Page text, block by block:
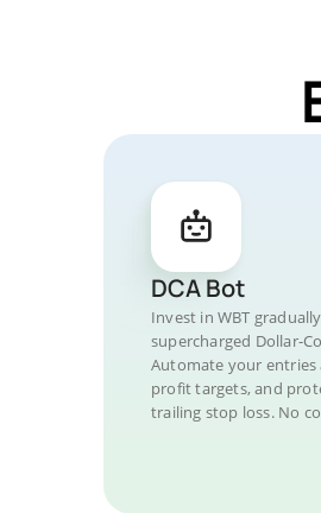
DCA Bot
Invest in WBT
supercharged Dollar-
Automate your entries
profit targets, and
trailing stop loss. No